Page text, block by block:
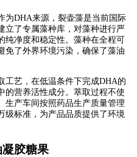
为DHA来源，裂壶藻是当前国际
立了专属藻种库，对藻种进行严
纯净度和稳定性。藻种在全程可
免了外界环境污染，确保了藻油
工艺，在低温条件下完成DHA的
的营养活性成分。萃取过程不使
生产车间按照药品生产质量管理
级标准，为产品品质提供了环境
胶糖果